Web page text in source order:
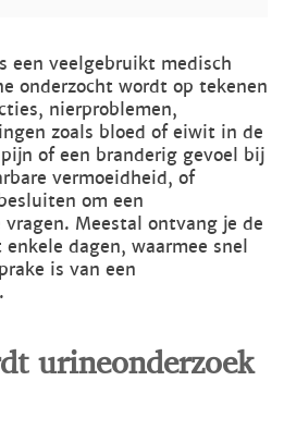
een veelgebruikt medisch
onderzocht wordt op tekenen
nierproblemen,
zoals bloed of eiwit in de
of een branderig gevoel bij
vermoeidheid, of
om een
Meestal ontvang je de
dagen, waarmee snel
is van een
urineonderzoek